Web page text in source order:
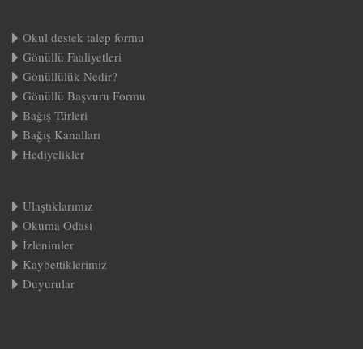
Okul destek talep formu
Gönüllü Faaliyetleri
Gönüllülük Nedir?
Gönüllü Başvuru Formu
Bağış Türleri
Bağış Kanalları
Hediyelikler
Ulaştıklarımız
Okuma Odası
İzlenimler
Kaybettiklerimiz
Duyurular